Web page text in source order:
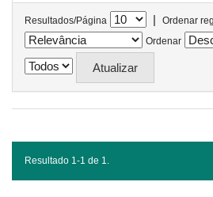
Resultados/Página |
Ordenar
Ordenar
Resultado 1-1 de 1.